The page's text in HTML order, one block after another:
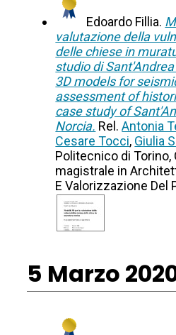
Edoardo Fillia.
valutazione della
delle chiese in
studio di
3D models for
assessment of
case study of
Norcia. Rel.Antonia
Cesare Tocci, Giulia
Politecnico di Torino,
magistrale in
E Valorizzazione Del
5 Marzo